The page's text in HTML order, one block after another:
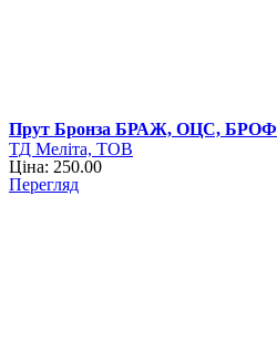
Прут Бронза БРАЖ, ОЦС, БРОФ
ТД Меліта, ТОВ
Ціна: 250.00
Перегляд